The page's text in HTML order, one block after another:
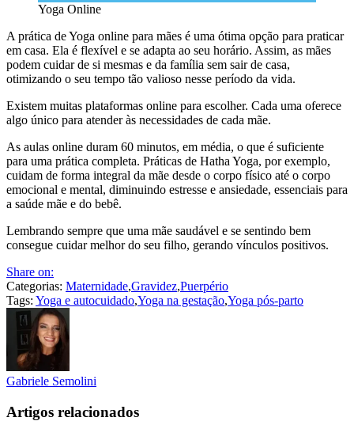
Yoga Online
A prática de Yoga online para mães é uma ótima opção para praticar
em casa. Ela é flexível e se adapta ao seu horário. Assim, as mães
podem cuidar de si mesmas e da família sem sair de casa,
otimizando o seu tempo tão valioso nesse período da vida.
Existem muitas plataformas online para escolher. Cada uma oferece
algo único para atender às necessidades de cada mãe.
As aulas online duram 60 minutos, em média, o que é suficiente
para uma prática completa. Práticas de Hatha Yoga, por exemplo,
cuidam de forma integral da mãe desde o corpo físico até o corpo
emocional e mental, diminuindo estresse e ansiedade, essenciais para
a saúde mãe e do bebê.
Lembrando sempre que uma mãe saudável e se sentindo bem
consegue cuidar melhor do seu filho, gerando vínculos positivos.
Share on:
Categorias: Maternidade,Gravidez,Puerpério
Tags: Yoga e autocuidado,Yoga na gestação,Yoga pós-parto
Gabriele Semolini
Artigos relacionados